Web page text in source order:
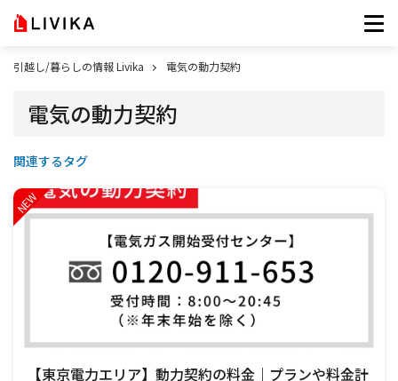
引越し/暮らしの情報 Livika 電気の動力契約
電気の動力契約
関連するタグ
【東京電力エリア】動力契約の料金｜プランや料金計